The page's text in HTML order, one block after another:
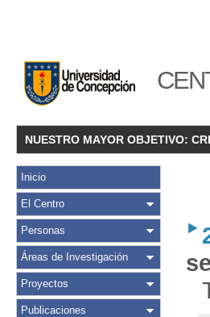
NUESTRO MAYOR OBJETIVO:
Inicio
El Centro
Personas
Áreas de Investigación
Proyectos
Publicaciones